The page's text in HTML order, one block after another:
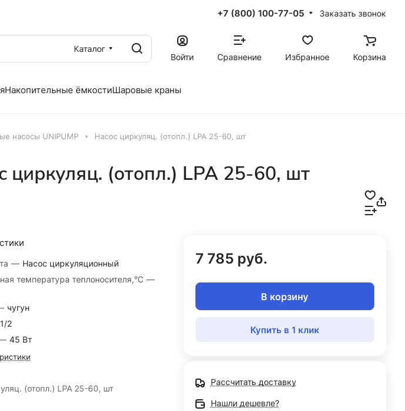
+7 (800) 100-77-05 Заказать звонок
Каталог
Войти
Сравнение Избранное Корзина
Накопительные ёмкостиШаровые краны
насосы UNIPUMP Насос циркуляц. (отопл.) LPA 25-60, шт
циркуляц. (отопл.) LPA 25-60, шт
— Насос циркуляционный
температура теплоносителя,°С —
чугун
2
45 Вт
(отопл.) LPA 25-60, шт
7 785 руб.
В корзину
Купить в 1 клик
Рассчитать доставку
Нашли дешевле?